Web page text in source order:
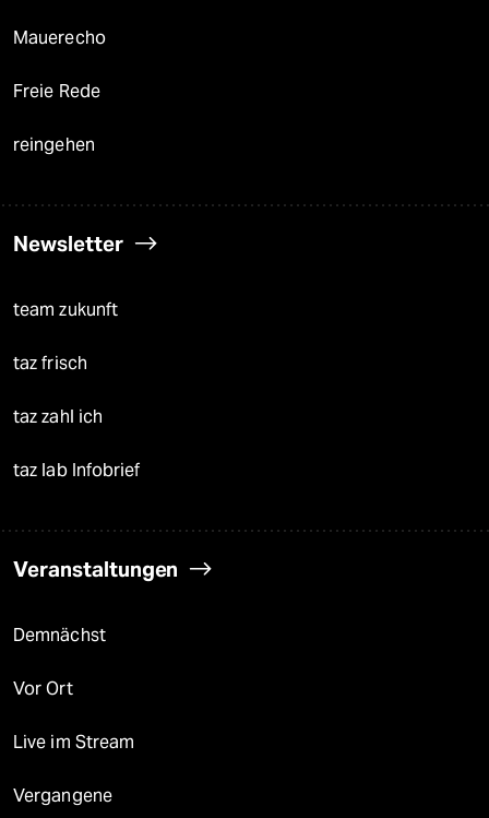
Mauerecho
Freie Rede
reingehen
Newsletter
team zukunft
taz frisch
taz zahl ich
taz lab Infobrief
Veranstaltungen
Demnächst
Vor Ort
Live im Stream
Vergangene